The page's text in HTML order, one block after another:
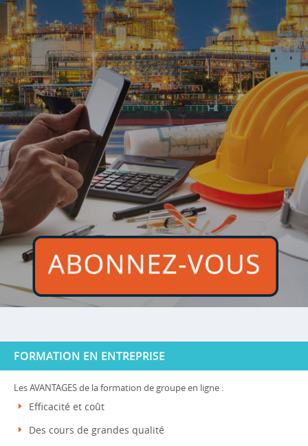
FORMATION EN ENTREPRISE
Les AVANTAGES de la formation de groupe en ligne :
Efficacité et coût
Des cours de grandes qualité